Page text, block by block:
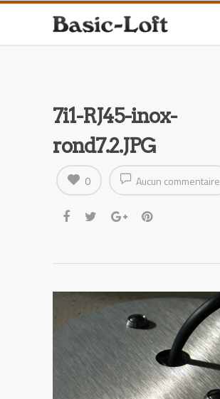
7i1-RJ45-inox-
rond7.2.JPG
Aucun commentaire
0